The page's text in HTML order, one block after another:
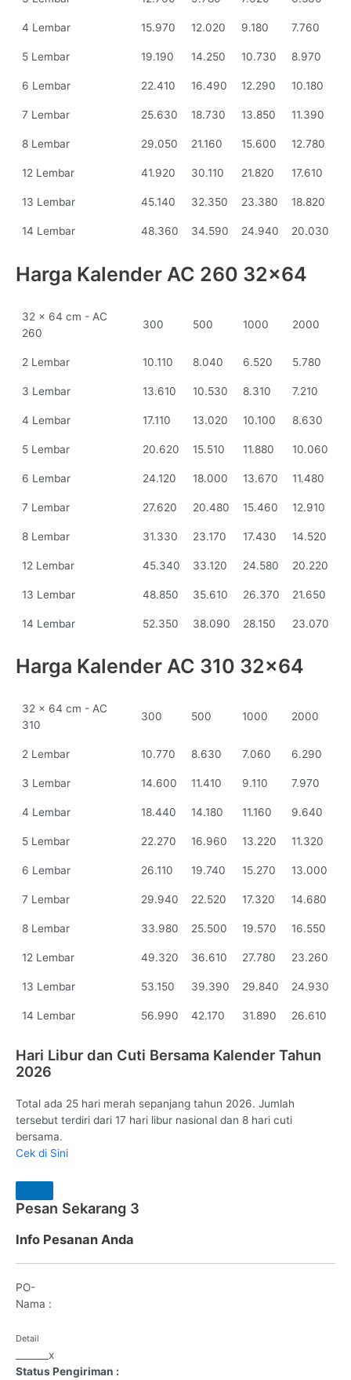
4 Lembar 15.970 12.020 9.180 7.760
5 Lembar 19.190 14.250 10.730 8.970
6 Lembar 22.410 16.490 12.290 10.180
7 Lembar 25.630 18.730 13.850 11.390
8 Lembar 29.050 21.160 15.600 12.780
12 Lembar 41.920 30.110 21.820 17.610
13 Lembar 45.140 32.350 23.380 18.820
14 Lembar 48.360 34.590 24.940 20.030
Harga Kalender AC 260 32x64
32 x 64 cm - AC
260
300 500 1000 2000
2 Lembar 10.110 8.040 6.520 5.780
3 Lembar 13.610 10.530 8.310 7.210
4 Lembar 17.110 13.020 10.100 8.630
5 Lembar 20.620 15.510 11.880 10.060
6 Lembar 24.120 18.000 13.670 11.480
7 Lembar 27.620 20.480 15.460 12.910
8 Lembar 31.330 23.170 17.430 14.520
12 Lembar 45.340 33.120 24.580 20.220
13 Lembar 48.850 35.610 26.370 21.650
14 Lembar 52.350 38.090 28.150 23.070
Harga Kalender AC 310 32x64
32 x 64 cm - AC
310
300 500 1000 2000
2 Lembar 10.770 8.630 7.060 6.290
3 Lembar 14.600 11.410 9.110 7.970
4 Lembar 18.440 14.180 11.160 9.640
5 Lembar 22.270 16.960 13.220 11.320
6 Lembar 26.110 19.740 15.270 13.000
7 Lembar 29.940 22.520 17.320 14.680
8 Lembar 33.980 25.500 19.570 16.550
12 Lembar 49.320 36.610 27.780 23.260
13 Lembar 53.150 39.390 29.840 24.930
14 Lembar 56.990 42.170 31.890 26.610
Hari Libur dan Cuti Bersama Kalender Tahun
2026
Total ada 25 hari merah sepanjang tahun 2026. Jumlah
tersebut terdiri dari 17 hari libur nasional dan 8 hari cuti
bersama.
Cek di Sini
Pesan Sekarang 3
Info Pesanan Anda
PO-
Nama :
Detail
x
Status Pengiriman :